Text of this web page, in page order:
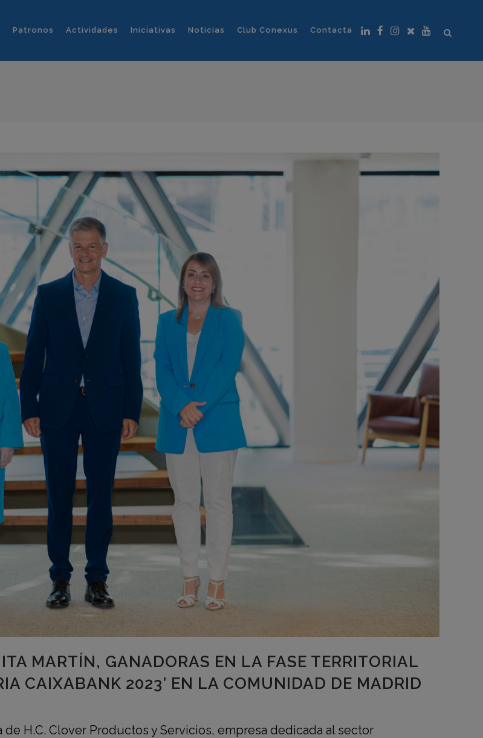
Patronos Actividades Iniciativas Noticias Club Conexus Contacta
MARTÍN, GANADORAS EN LA FASE TERRITORIAL
CAIXABANK 2023’ EN LA COMUNIDAD DE MADRID
H.C. Clover Productos y Servicios, empresa dedicada al sector